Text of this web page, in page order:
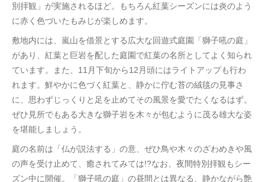
別拝観」が実施されるほど。もちろん紅葉シーズンには炎のよう
に赤く色づいたもみじが楽しめます。
敷地内には、嵐山を借景とする広大な回遊式庭園「獅子吼の庭」
があり、紅葉と巨岩を配した庭園で紅葉の名所としてよく知られ
ています。また、11月下旬から12月頭にはライトアップも行わ
れます。鮮やかに色づく紅葉と、静かに佇む苔の絨毯の見事さ
に、思わずじっくりと足を止めてその風景を愛でたくなるはず。
ぜひ見所でもある大きな獅子岩を木々が包むように茂る雄大な姿
を堪能しましょう。
庭の名前は「仏が説法する」の意、ぜひ鳥や木々のざわめきや風
の声を受け止めて、癒されてみては!?なお、夜間特別拝観もシー
ズン中に開催。「獅子吼の庭」の昼間とは異なる、静かながら艶